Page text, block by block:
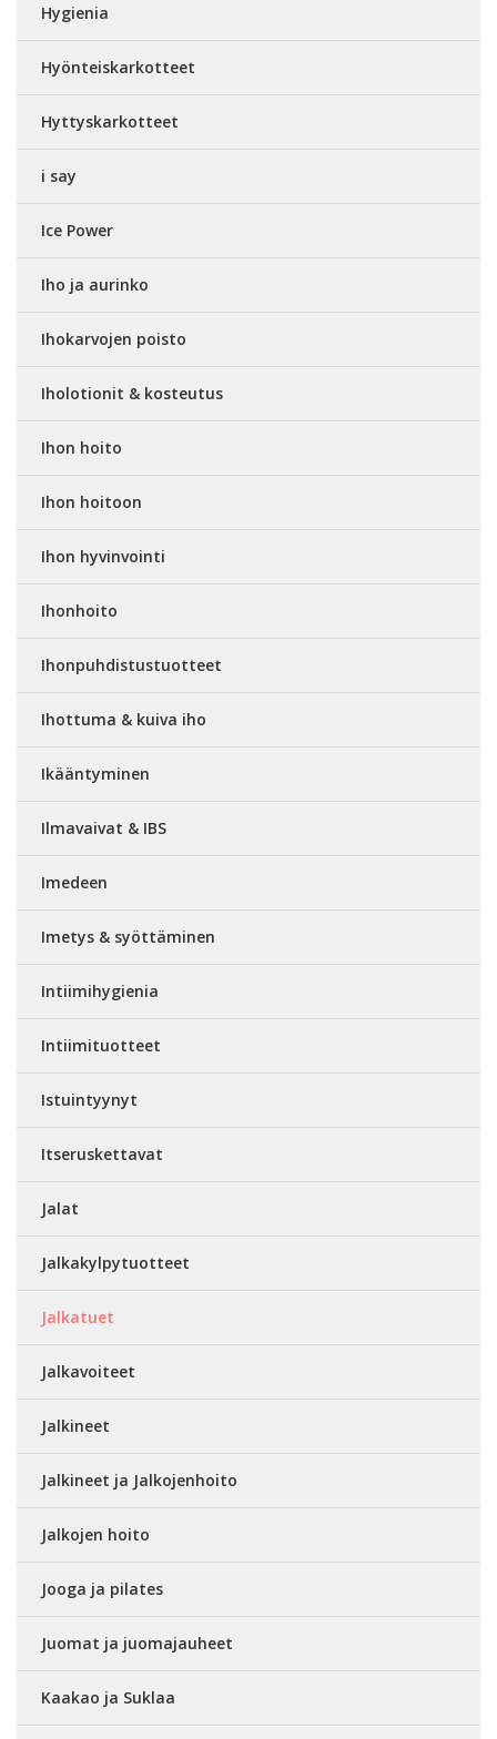
Hygienia
Hyönteiskarkotteet
Hyttyskarkotteet
i say
Ice Power
Iho ja aurinko
Ihokarvojen poisto
Iholotionit & kosteutus
Ihon hoito
Ihon hoitoon
Ihon hyvinvointi
Ihonhoito
Ihonpuhdistustuotteet
Ihottuma & kuiva iho
Ikääntyminen
Ilmavaivat & IBS
Imedeen
Imetys & syöttäminen
Intiimihygienia
Intiimituotteet
Istuintyynyt
Itseruskettavat
Jalat
Jalkakylpytuotteet
Jalkatuet
Jalkavoiteet
Jalkineet
Jalkineet ja Jalkojenhoito
Jalkojen hoito
Jooga ja pilates
Juomat ja juomajauheet
Kaakao ja Suklaa